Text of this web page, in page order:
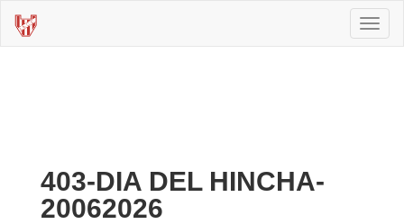
403-DIA DEL HINCHA-
20062026